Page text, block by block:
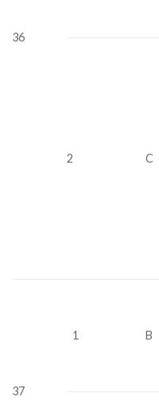
36
2 C
37
1 B